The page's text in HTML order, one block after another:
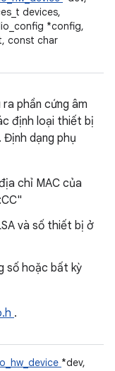
devices,
*config,
const char
phần cứng âm
định loại thiết bị
dạng phụ
chỉ MAC của
và số thiết bị ở
số hoặc bất kỳ
.
*dev,